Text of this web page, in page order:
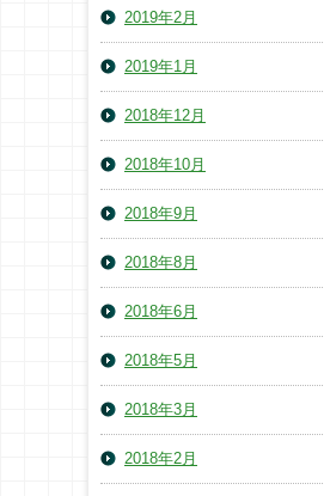
2019年2月
2019年1月
2018年12月
2018年10月
2018年9月
2018年8月
2018年6月
2018年5月
2018年3月
2018年2月